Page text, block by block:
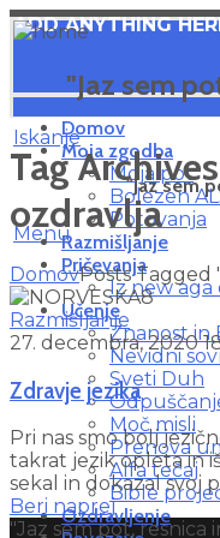
ADD ANYTHING
"Jaz sem
Iskanje
"Jaz sem
Menu
Domov
Moja zgodba
Moja pot
Bolezen
Potovanja
Razmišljanje
Pričevanja
Iz new aga
Učenje
Znanost in
Nevidni
Sveti Duh
Moč misli
Prenova
Alfa tečaj
Bible
Ozdravljenje
Tag
ozdravlja
DomovPosts Tagged
Razmišljanje
27. decembra, 2020
Zdravje jezika
Pri nas smo bolj
takrat jezik opleta in
sekal in dokazal svoj
Beri naprej
"Jaz sem pot, resnica